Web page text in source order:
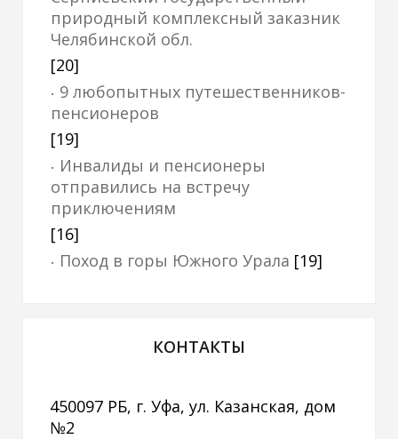
природный комплексный заказник
Челябинской обл.
[20]
9 любопытных путешественников-
пенсионеров
[19]
Инвалиды и пенсионеры
отправились на встречу
приключениям
[16]
Поход в горы Южного Урала [19]
КОНТАКТЫ
450097 РБ, г. Уфа, ул. Казанская, дом
№2